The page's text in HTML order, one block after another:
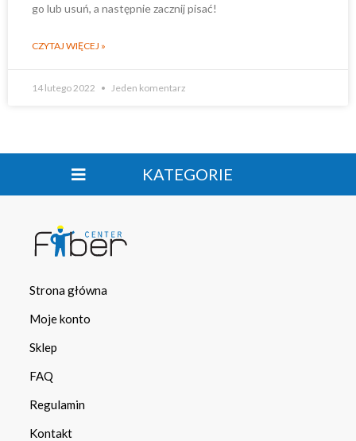
go lub usuń, a następnie zacznij pisać!
CZYTAJ WIĘCEJ »
14 lutego 2022 Jeden komentarz
KATEGORIE
Strona główna
Moje konto
Sklep
FAQ
Regulamin
Kontakt